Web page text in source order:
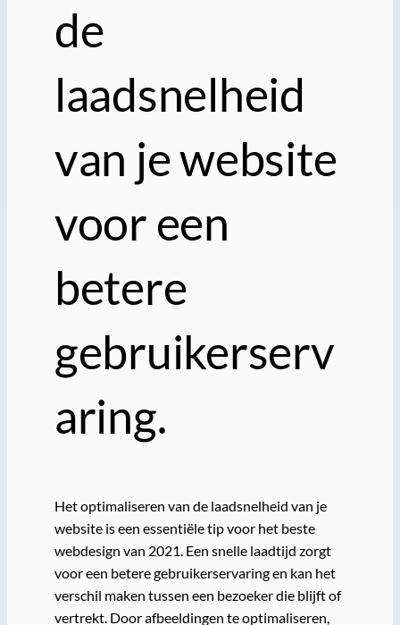
de
laadsnelheid
van je website
voor een
betere
gebruikerserv
aring.
Het optimaliseren van de laadsnelheid van je
website is een essentiële tip voor het beste
webdesign van 2021. Een snelle laadtijd zorgt
voor een betere gebruikerservaring en kan het
verschil maken tussen een bezoeker die blijft of
vertrekt. Door afbeeldingen te optimaliseren,